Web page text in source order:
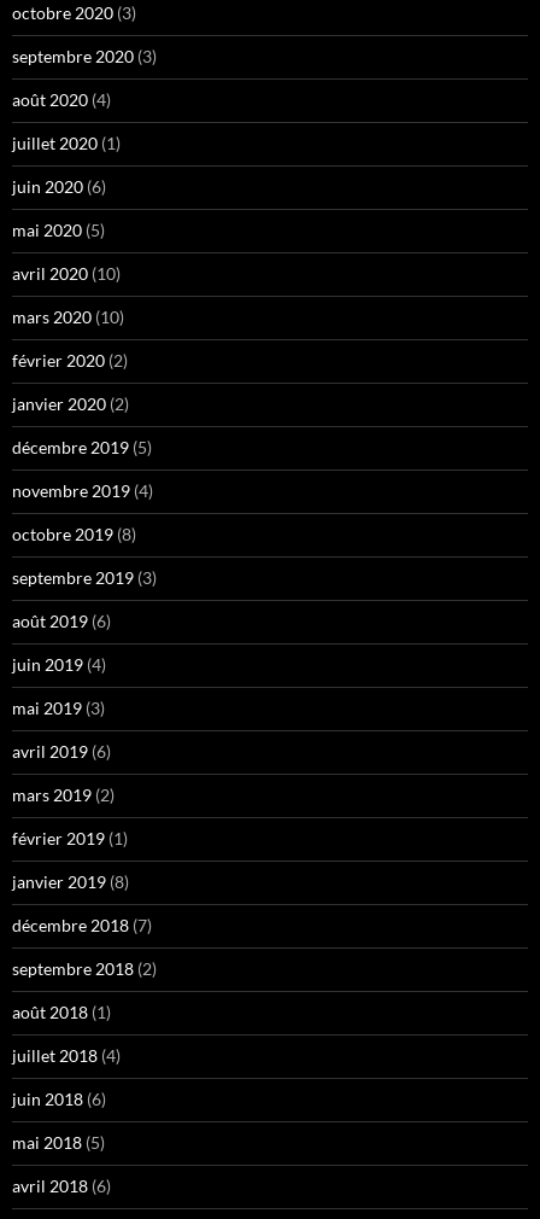
octobre 2020 (3)
septembre 2020 (3)
août 2020 (4)
juillet 2020 (1)
juin 2020 (6)
mai 2020 (5)
avril 2020 (10)
mars 2020 (10)
février 2020 (2)
janvier 2020 (2)
décembre 2019 (5)
novembre 2019 (4)
octobre 2019 (8)
septembre 2019 (3)
août 2019 (6)
juin 2019 (4)
mai 2019 (3)
avril 2019 (6)
mars 2019 (2)
février 2019 (1)
janvier 2019 (8)
décembre 2018 (7)
septembre 2018 (2)
août 2018 (1)
juillet 2018 (4)
juin 2018 (6)
mai 2018 (5)
avril 2018 (6)